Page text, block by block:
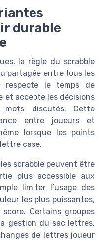
durable
la règle du scrabble
partagée entre tous les
respecte le temps de
et accepte les décisions
mots discutés. Cette
entre joueurs et
lorsque les points
case.
scrabble peuvent être
plus accessible aux
limiter l’usage des
les plus puissantes,
Certains groupes
gestion du sac lettres,
de lettres joueur